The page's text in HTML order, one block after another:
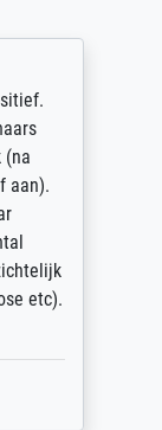
(na
aan).
etc).